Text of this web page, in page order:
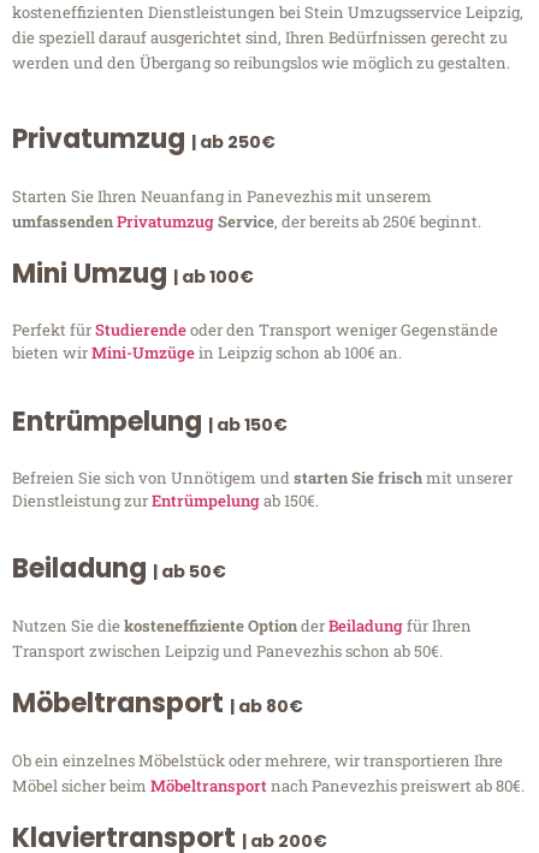
kosteneffizienten Dienstleistungen bei Stein Umzugsservice Leipzig,
die speziell darauf ausgerichtet sind, Ihren Bedürfnissen gerecht zu
werden und den Übergang so reibungslos wie möglich zu gestalten.
Privatumzug | ab 250€
Starten Sie Ihren Neuanfang in Panevezhis mit unserem
umfassendenPrivatumzugService, der bereits ab 250€ beginnt.
Mini Umzug | ab 100€
Perfekt fürStudierendeoder den Transport weniger Gegenstände
bieten wirMini-Umzügein Leipzig schon ab 100€ an.
Entrümpelung | ab 150€
Befreien Sie sich von Unnötigem undstarten Sie frischmit unserer
Dienstleistung zurEntrümpelungab 150€.
Beiladung | ab 50€
Nutzen Sie diekosteneffiziente OptionderBeiladungfür Ihren
Transport zwischen Leipzig und Panevezhis schon ab 50€.
Möbeltransport | ab 80€
Ob ein einzelnes Möbelstück oder mehrere, wir transportieren Ihre
Möbel sicher beim Möbeltransportnach Panevezhis preiswert ab 80€.
Klaviertransport | ab 200€